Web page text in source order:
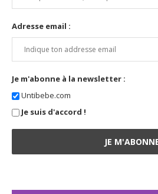
Adresse email :
Je m'abonne à la newsletter :
Untibebe.com
Je suis d'accord !